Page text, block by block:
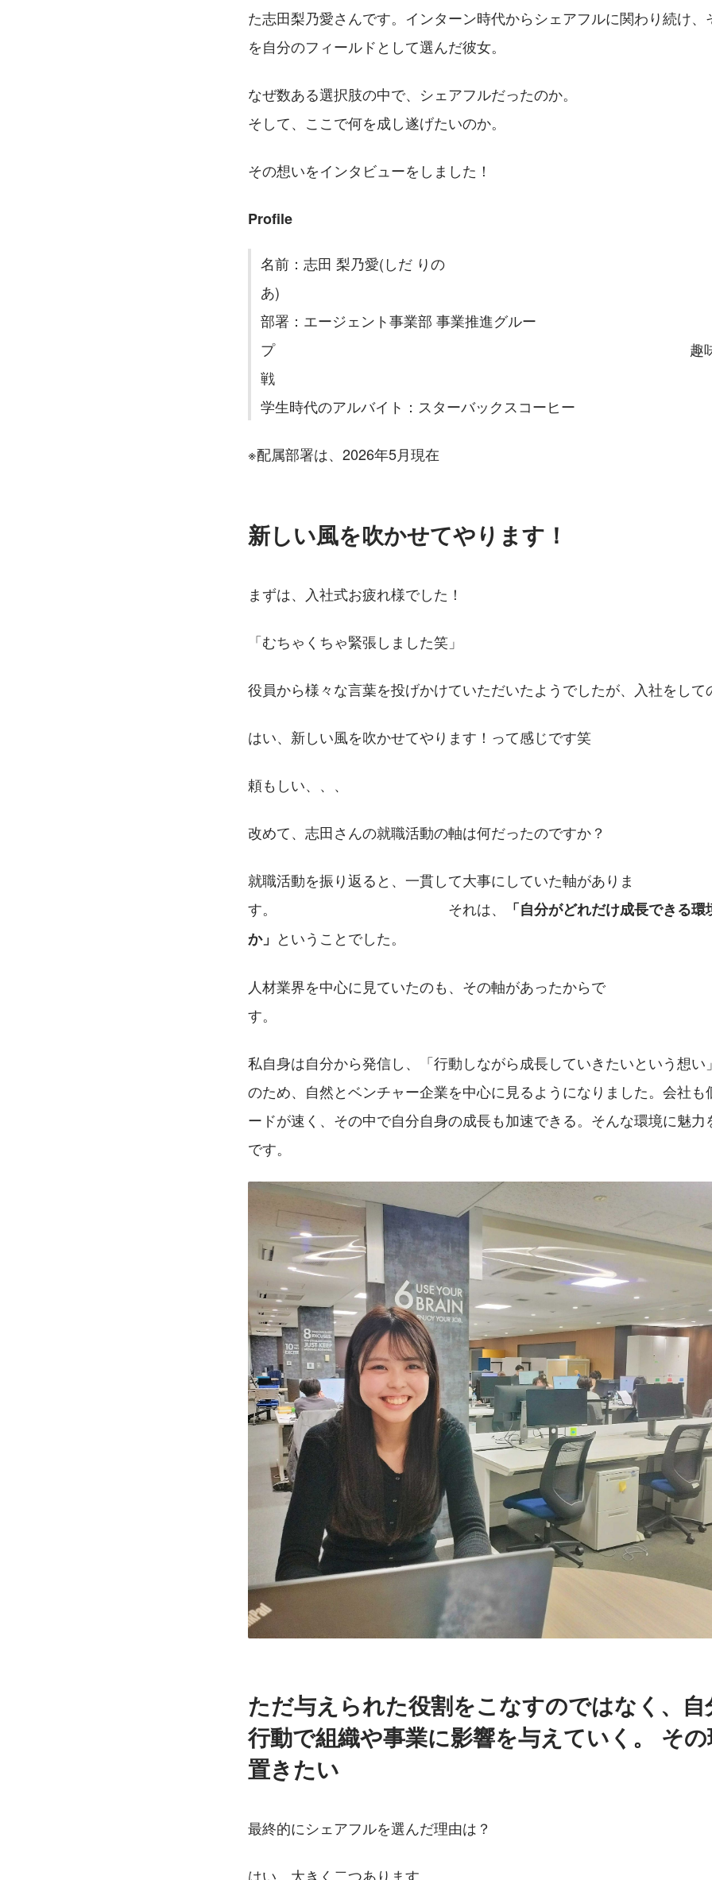
た志田梨乃愛さんです。インターン時代からシェアフルに関わり続け、
を自分のフィールドとして選んだ彼女。
なぜ数ある選択肢の中で、シェアフルだったのか。
そして、ここで何を成し遂げたいのか。
その想いをインタビューをしました！
Profile
名前：志田 梨乃愛(しだ りの
あ
部署：エージェント事業部 事業推進グルー
プ　　　　　　　　　　　　　　　　　　　　　　　　　　　　　趣
学生時代のアルバイト：スターバックスコーヒー
※配属部署は、2026年5月現在
新しい風を吹かせてやります！
まずは、入社式お疲れ様でした！
「むちゃくちゃ緊張しました笑」
役員から様々な言葉を投げかけていただいたようでしたが、入社をして
はい、新しい風を吹かせてやります！って感じです笑
頼もしい、、、
改めて、志田さんの就職活動の軸は何だったのですか？
就職活動を振り返ると、一貫して大事にしていた軸がありま
す。　　　　　　　　　　　　それは、
「自分がどれだけ成長できる
か」 ということでした。
人材業界を中心に見ていたのも、その軸があったからで
す。
私自身は自分から発信し、「行動しながら成長していきたいという想い
のため、自然とベンチャー企業を中心に見るようになりました。会社も
ードが速く、その中で自分自身の成長も加速できる。そんな環境に魅力
です。
ただ与えられた役割をこなすのではなく、自
行動で組織や事業に影響を与えていく。 そ
置きたい
最終的にシェアフルを選んだ理由は？
はい、大きく二つあります。